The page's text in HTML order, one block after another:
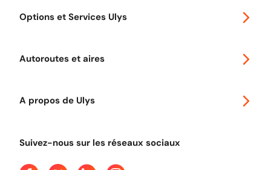
Options et Services Ulys
Autoroutes et aires
A propos de Ulys
Suivez-nous sur les réseaux sociaux